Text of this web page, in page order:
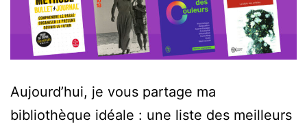
Aujourd’hui, je vous partage ma
bibliothèque idéale : une liste des meilleurs